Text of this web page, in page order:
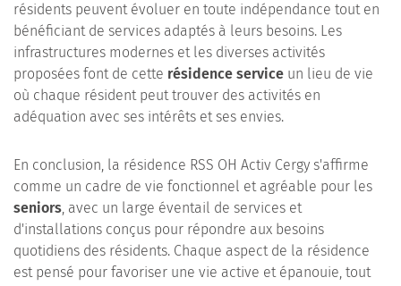
résidents peuvent évoluer en toute indépendance tout en
bénéficiant de services adaptés à leurs besoins. Les
infrastructures modernes et les diverses activités
proposées font de cette résidence service un lieu de vie
où chaque résident peut trouver des activités en
adéquation avec ses intérêts et ses envies.
En conclusion, la résidence RSS OH Activ Cergy s'affirme
comme un cadre de vie fonctionnel et agréable pour les
seniors, avec un large éventail de services et
d'installations conçus pour répondre aux besoins
quotidiens des résidents. Chaque aspect de la résidence
est pensé pour favoriser une vie active et épanouie, tout